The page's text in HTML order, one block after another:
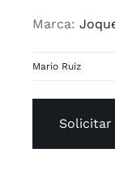
Marca:
Mario Ruiz
Solicitar